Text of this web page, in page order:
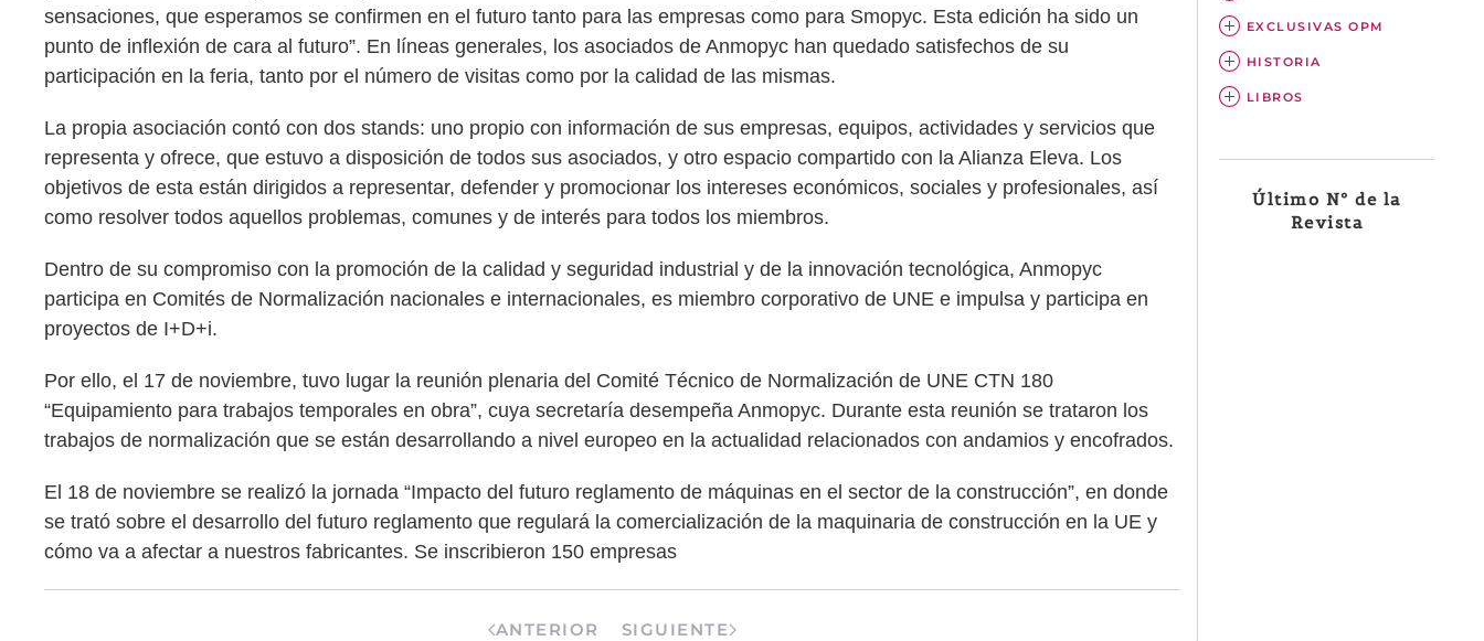
sensaciones, que esperamos se confirmen en el futuro tanto para las empresas como para Smopyc. Esta edición ha sido un
punto de inflexión de cara al futuro”. En líneas generales, los asociados de Anmopyc han quedado satisfechos de su
participación en la feria, tanto por el número de visitas como por la calidad de las mismas.
La propia asociación contó con dos stands: uno propio con información de sus empresas, equipos, actividades y servicios que
representa y ofrece, que estuvo a disposición de todos sus asociados, y otro espacio compartido con la Alianza Eleva. Los
objetivos de esta están dirigidos a representar, defender y promocionar los intereses económicos, sociales y profesionales, así
como resolver todos aquellos problemas, comunes y de interés para todos los miembros.
Dentro de su compromiso con la promoción de la calidad y seguridad industrial y de la innovación tecnológica, Anmopyc
participa en Comités de Normalización nacionales e internacionales, es miembro corporativo de UNE e impulsa y participa en
proyectos de I+D+i.
Por ello, el 17 de noviembre, tuvo lugar la reunión plenaria del Comité Técnico de Normalización de UNE CTN 180
“Equipamiento para trabajos temporales en obra”, cuya secretaría desempeña Anmopyc. Durante esta reunión se trataron los
trabajos de normalización que se están desarrollando a nivel europeo en la actualidad relacionados con andamios y encofrados.
El 18 de noviembre se realizó la jornada “Impacto del futuro reglamento de máquinas en el sector de la construcción”, en donde
se trató sobre el desarrollo del futuro reglamento que regulará la comercialización de la maquinaria de construcción en la UE y
cómo va a afectar a nuestros fabricantes. Se inscribieron 150 empresas
ANTERIOR SIGUIENTE
EXCLUSIVAS OPM
HISTORIA
LIBROS
Último Nº de la
Revista